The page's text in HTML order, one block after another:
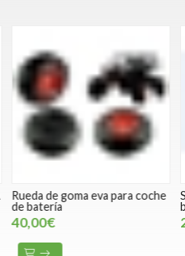
Rueda de goma eva para coche
de batería
40,00€